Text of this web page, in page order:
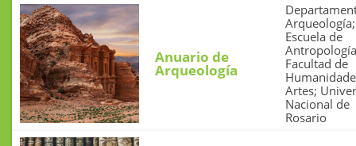
Anuario de
Arqueología
Arqueología;
Escuela de
Facultad de
Artes;
Nacional de
Rosario